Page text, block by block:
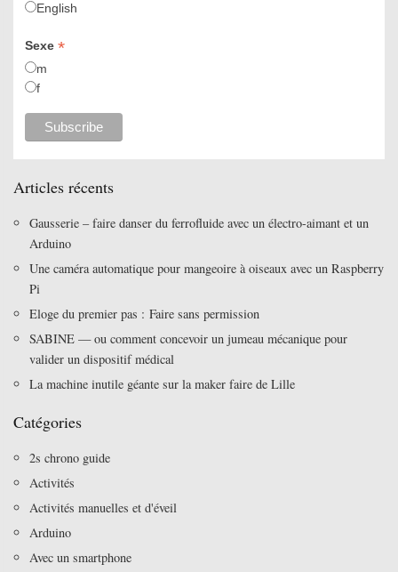
English
Sexe *
m
f
Articles récents
Gausserie – faire danser du ferrofluide avec un électro-aimant et un
Arduino
Une caméra automatique pour mangeoire à oiseaux avec un Raspberry
Pi
Eloge du premier pas : Faire sans permission
SABINE — ou comment concevoir un jumeau mécanique pour
valider un dispositif médical
La machine inutile géante sur la maker faire de Lille
Catégories
2s chrono guide
Activités
Activités manuelles et d'éveil
Arduino
Avec un smartphone